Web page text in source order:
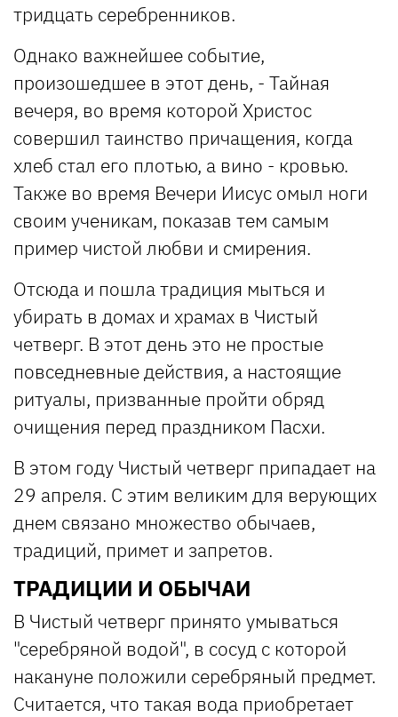
тридцать серебренников.
Однако важнейшее событие,
произошедшее в этот день, - Тайная
вечеря, во время которой Христос
совершил таинство причащения, когда
хлеб стал его плотью, а вино - кровью.
Также во время Вечери Иисус омыл ноги
своим ученикам, показав тем самым
пример чистой любви и смирения.
Отсюда и пошла традиция мыться и
убирать в домах и храмах в Чистый
четверг. В этот день это не простые
повседневные действия, а настоящие
ритуалы, призванные пройти обряд
очищения перед праздником Пасхи.
В этом году Чистый четверг припадает на
29 апреля. С этим великим для верующих
днем связано множество обычаев,
традиций, примет и запретов.
ТРАДИЦИИ И ОБЫЧАИ
В Чистый четверг принято умываться
"серебряной водой", в сосуд с которой
накануне положили серебряный предмет.
Считается, что такая вода приобретает